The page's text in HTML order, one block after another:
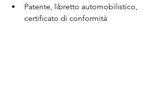
Patente, libretto automobilistico,
certificato di conformità